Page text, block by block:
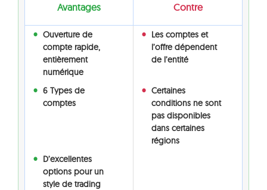
Avantages Contre
Ouverture de
compte rapide,
entièrement
numérique
Les comptes et
l’offre dépendent
de l’entité
6 Types de
comptes
Certaines
conditions ne sont
pas disponibles
dans certaines
régions
D’excellentes
options pour un
style de trading